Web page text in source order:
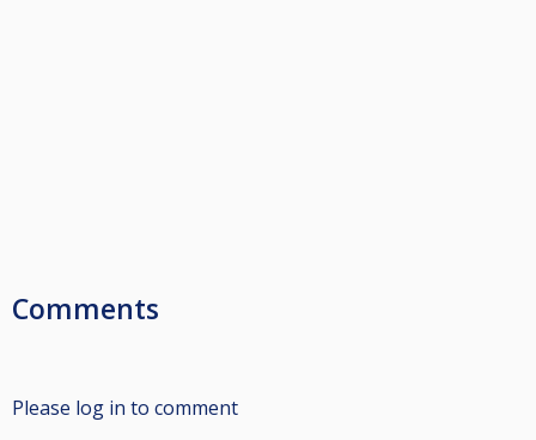
Comments
Please log in to comment